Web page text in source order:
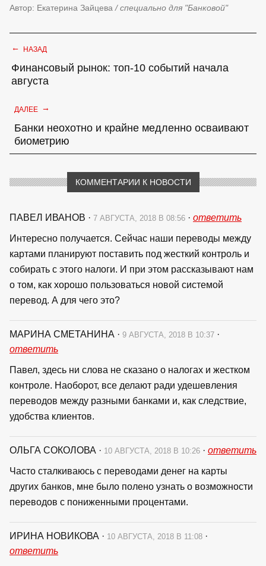
Автор: Екатерина Зайцева / специально для "Банковой"
← НАЗАД
Финансовый рынок: топ-10 событий начала
августа
ДАЛЕЕ →
Банки неохотно и крайне медленно осваивают
биометрию
КОММЕНТАРИИ К НОВОСТИ
ПАВЕЛ ИВАНОВ · 7 АВГУСТА, 2018 В 08:56 · ответить
Интересно получается. Сейчас наши переводы между
картами планируют поставить под жесткий контроль и
собирать с этого налоги. И при этом рассказывают нам
о том, как хорошо пользоваться новой системой
перевод. А для чего это?
МАРИНА СМЕТАНИНА · 9 АВГУСТА, 2018 В 10:37 ·
ответить
Павел, здесь ни слова не сказано о налогах и жестком
контроле. Наоборот, все делают ради удешевления
переводов между разными банками и, как следствие,
удобства клиентов.
ОЛЬГА СОКОЛОВА · 10 АВГУСТА, 2018 В 10:26 · ответить
Часто сталкиваюсь с переводами денег на карты
других банков, мне было полено узнать о возможности
переводов с пониженными процентами.
ИРИНА НОВИКОВА · 10 АВГУСТА, 2018 В 11:08 ·
ответить